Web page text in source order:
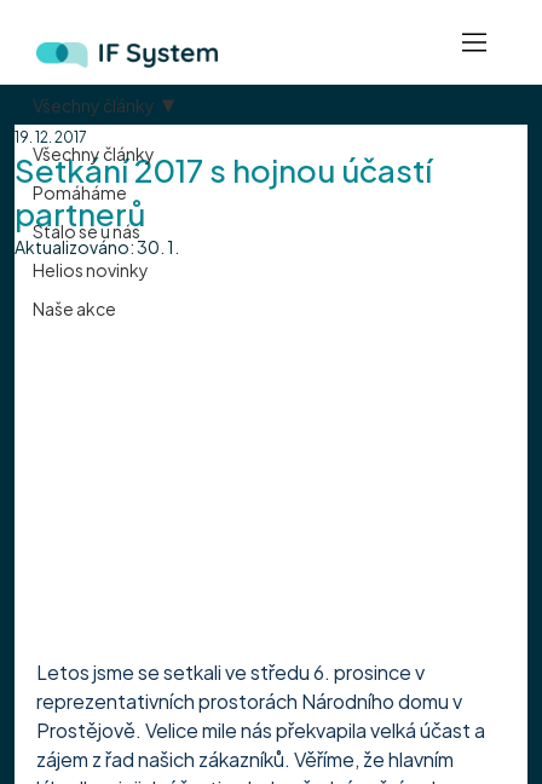
Všechny články
Pomáháme
Stalo se u nás
Helios novinky
Naše akce
Všechny články
Setkání 2017 s hojnou účastí
partnerů
19. 12. 2017
Aktualizováno:30. 1.
Letos jsme se setkali ve středu 6. prosince v
reprezentativních prostorách Národního domu v
Prostějově. Velice mile nás překvapila velká účast a
zájem z řad našich zákazníků. Věříme, že hlavním